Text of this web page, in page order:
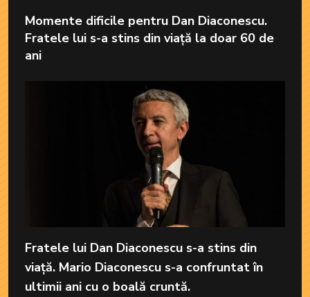
Momente dificile pentru Dan Diaconescu.
Fratele lui s-a stins din viață la doar 60 de
ani
Fratele lui Dan Diaconescu s-a stins din
viață. Mario Diaconescu s-a confruntat în
ultimii ani cu o boală cruntă.